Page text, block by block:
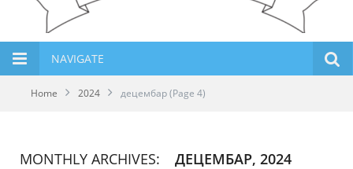
NAVIGATE
Home 2024 децембар(Page 4)
MONTHLY ARCHIVES: ДЕЦЕМБАР, 2024